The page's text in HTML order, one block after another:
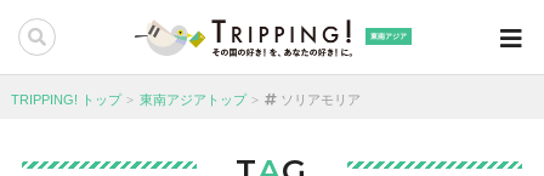
東南アジア
TRIPPING! トップ 東南アジアトップ ソリアモリア